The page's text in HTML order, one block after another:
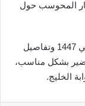
المحوسب حول
توضح هذه المعلومات عدد فرص اختبار التحصيلي 1447 وتفاصيل
بشكل مناسب،
الخليج.